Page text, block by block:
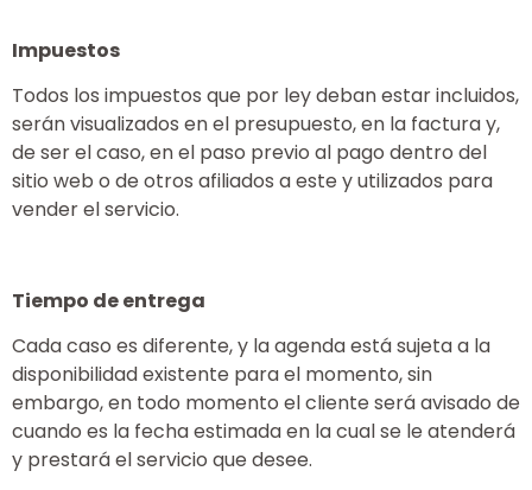
Impuestos
Todos los impuestos que por ley deban estar incluidos,
serán visualizados en el presupuesto, en la factura y,
de ser el caso, en el paso previo al pago dentro del
sitio web o de otros afiliados a este y utilizados para
vender el servicio.
Tiempo de entrega
Cada caso es diferente, y la agenda está sujeta a la
disponibilidad existente para el momento, sin
embargo, en todo momento el cliente será avisado de
cuando es la fecha estimada en la cual se le atenderá
y prestará el servicio que desee.